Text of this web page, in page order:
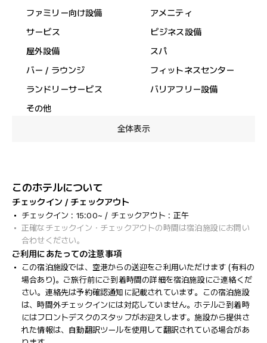
ファミリー向け設備
アメニティ
サービス
ビジネス設備
屋外設備
スパ
バー / ラウンジ
フィットネスセンター
ランドリーサービス
バリアフリー設備
その他
全体表示
このホテルについて
チェックイン / チェックアウト
チェックイン : 15:00~ / チェックアウト : 正午
正確なチェックイン・チェックアウトの時間は宿泊施設にお問い
合わせください。
ご利用にあたっての注意事項
この宿泊施設では、空港からの送迎をご利用いただけます (有料の
場合あり)。ご旅行前にご到着時間の詳細を宿泊施設にご連絡くだ
さい。連絡先は予約確認通知に記載されています。この宿泊施設
は、時間外チェックインには対応していません。ホテルご到着時
にはフロントデスクのスタッフがお迎えします。施設から提供さ
れた情報は、自動翻訳ツールを使用して翻訳されている場合があ